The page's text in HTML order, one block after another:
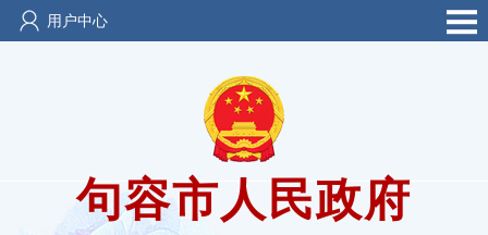
用户中心
句容市人民政府